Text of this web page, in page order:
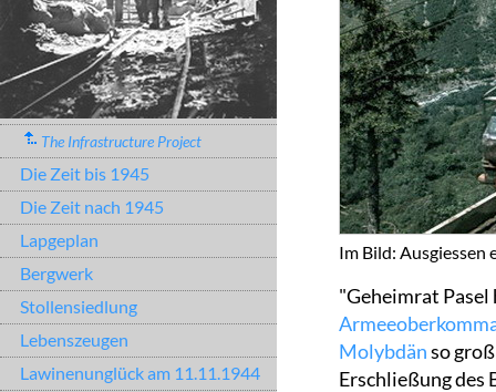
The Infrastructure Project
Die Zeit bis 1945
Die Zeit nach 1945
Lapgeplan
Bergwerk
Stollensiedlung
Lebenszeugen
Lawinenunglück am 11.11.1944
Im Bild: Ausgiessen
"Geheimrat
Molybdänso
Erschließung des